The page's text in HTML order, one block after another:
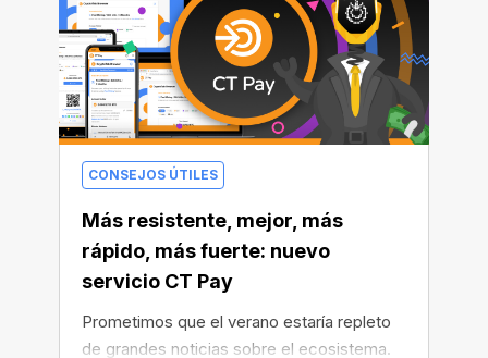
genera ingresos reales!
CONSEJOS ÚTILES
Más resistente, mejor, más
rápido, más fuerte: nuevo
servicio CT Pay
Prometimos que el verano estaría repleto
de grandes noticias sobre el ecosistema.